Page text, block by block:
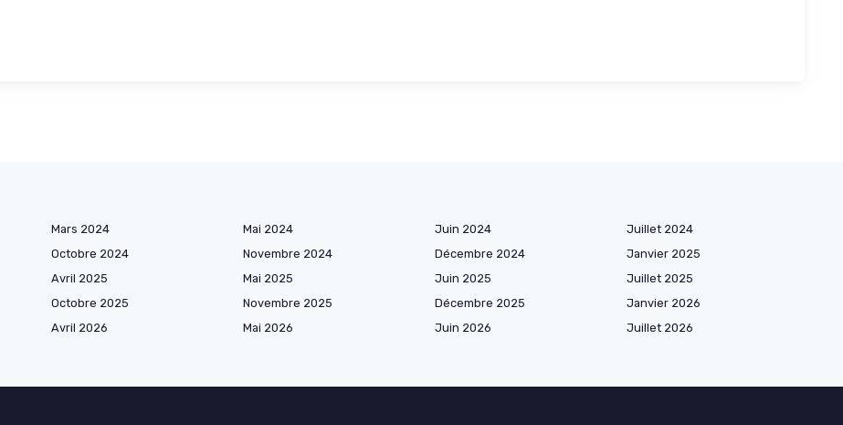
Mars 2024 Mai 2024 Juin 2024
Juillet 2024
Octobre 2024 Novembre 2024 Décembre 2024
Janvier 2025
Avril 2025 Mai 2025 Juin 2025
Juillet 2025
Octobre 2025 Novembre 2025 Décembre 2025
Janvier 2026
Avril 2026 Mai 2026 Juin 2026
Juillet 2026